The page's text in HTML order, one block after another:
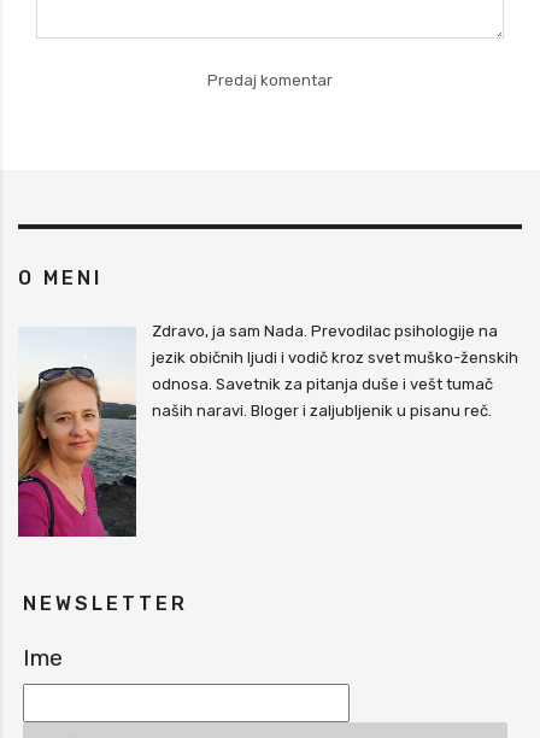
O MENI
Zdravo, ja sam Nada. Prevodilac psihologije na
jezik običnih ljudi i vodič kroz svet muško-ženskih
odnosa. Savetnik za pitanja duše i vešt tumač
naših naravi. Bloger i zaljubljenik u pisanu reč.
NEWSLETTER
Ime